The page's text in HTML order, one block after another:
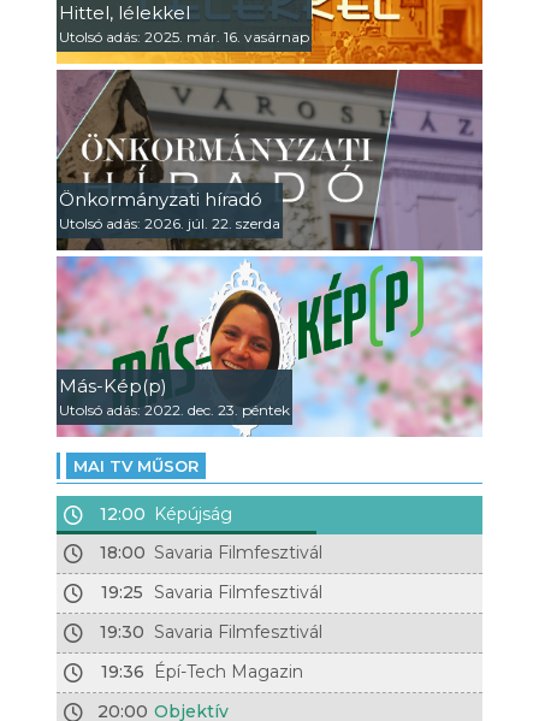
Hittel, lélekkel
Utolsó adás: 2025. már. 16. vasárnap
Önkormányzati híradó
Utolsó adás: 2026. júl. 22. szerda
Más-Kép(p)
Utolsó adás: 2022. dec. 23. péntek
MAI TV MŰSOR
12:00 Képújság
18:00 Savaria Filmfesztivál
19:25 Savaria Filmfesztivál
19:30 Savaria Filmfesztivál
19:36
Épí-Tech Magazin
20:00 Objektív